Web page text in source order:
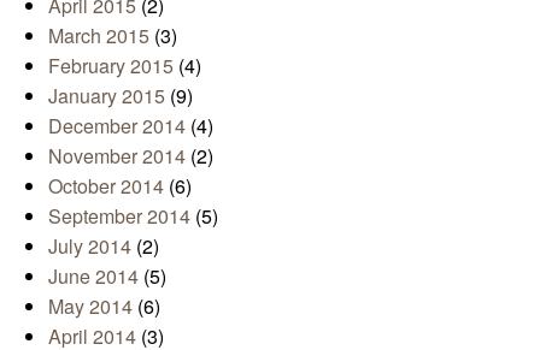
March 2015 (3)
February 2015 (4)
January 2015 (9)
December 2014 (4)
November 2014 (2)
October 2014 (6)
September 2014 (5)
July 2014 (2)
June 2014 (5)
May 2014 (6)
April 2014 (3)